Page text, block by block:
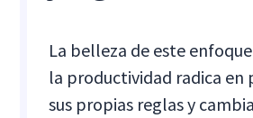
La belleza de este
la productividad radica en
sus propias reglas y